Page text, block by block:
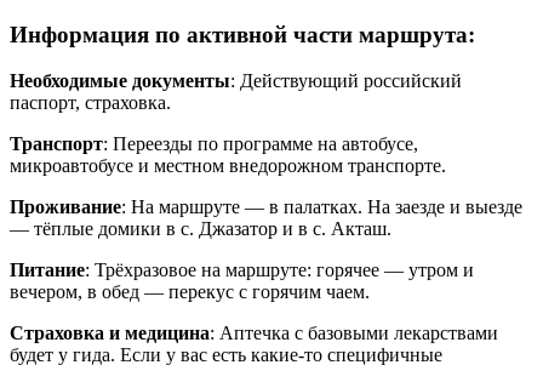
Информация по активной части маршрута:
Необходимые документы: Действующий российский
паспорт, страховка.
Транспорт: Переезды по программе на автобусе,
микроавтобусе и местном внедорожном транспорте.
Проживание: На маршруте — в палатках. На заезде и выезде
— тёплые домики в с. Джазатор и в с. Акташ.
Питание: Трёхразовое на маршруте: горячее — утром и
вечером, в обед — перекус с горячим чаем.
Страховка и медицина: Аптечка с базовыми лекарствами
будет у гида. Если у вас есть какие-то специфичные